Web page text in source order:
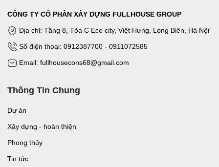
CÔNG TY CỔ PHẦN XÂY DỰNG FULLHOUSE GROUP
Địa chỉ: Tầng 8, Tòa C Eco city, Việt Hưng, Long Biên, Hà Nội
Số điện thoại: 0912387700 - 0911072585
Email: fullhousecons68@gmail.com
Thông Tin Chung
Dự án
Xây dựng - hoàn thiện
Phong thủy
Tin tức